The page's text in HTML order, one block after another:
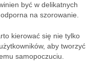
być w delikatnych
na szorowanie.
kierować się nie tylko
aby tworzyć
samopoczuciu.